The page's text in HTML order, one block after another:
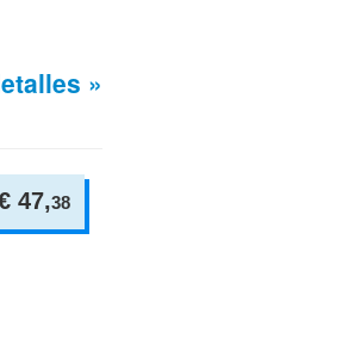
»
47,38